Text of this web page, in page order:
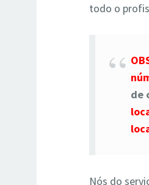
todo o
de
Nós do